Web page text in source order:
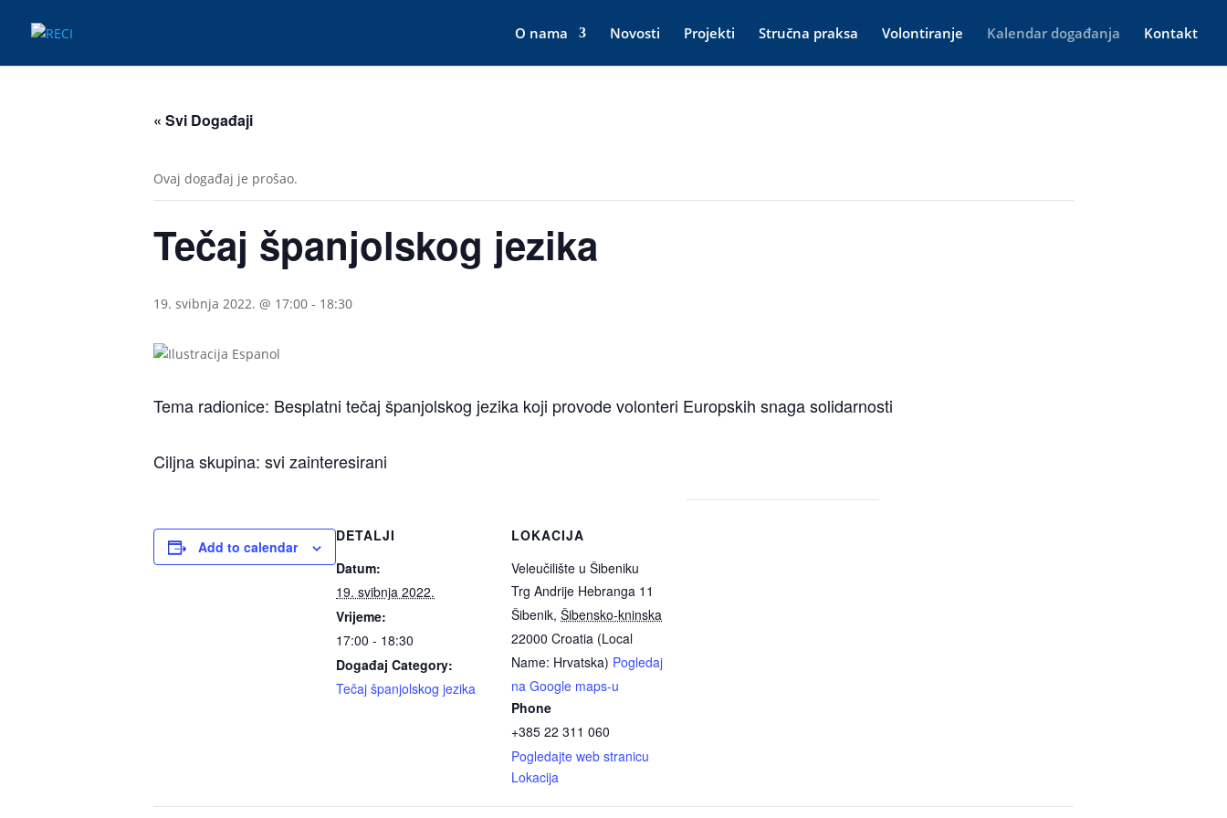
O nama Novosti Projekti Stručna praksa Volontiranje Kalendar događanja Kontakt
« Svi Događaji
Ovaj događaj je prošao.
Tečaj španjolskog jezika
19. svibnja 2022. @ 17:00 - 18:30
Tema radionice: Besplatni tečaj španjolskog jezika koji provode volonteri Europskih snaga solidarnosti
Ciljna skupina: svi zainteresirani
Add to calendar
DETALJI
Datum:
19. svibnja 2022.
Vrijeme:
17:00 - 18:30
Događaj Category:
Tečaj španjolskog jezika
LOKACIJA
Veleučilište u Šibeniku
Trg Andrije Hebranga 11
Šibenik, Šibensko-kninska
22000 Croatia (Local
Name: Hrvatska) Pogledaj
na Google maps-u
Phone
+385 22 311 060
Pogledajte web stranicu
Lokacija